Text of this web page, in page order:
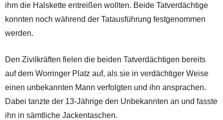
ihm die Halskette entreißen wollten. Beide Tatverdächtige
konnten noch während der Tatausführung festgenommen
werden.
Den Zivilkräften fielen die beiden Tatverdächtigen bereits
auf dem Worringer Platz auf, als sie in verdächtiger Weise
einen unbekannten Mann verfolgten und ihn ansprachen.
Dabei tanzte der 13-Jährige den Unbekannten an und fasste
ihn in sämtliche Jackentaschen.